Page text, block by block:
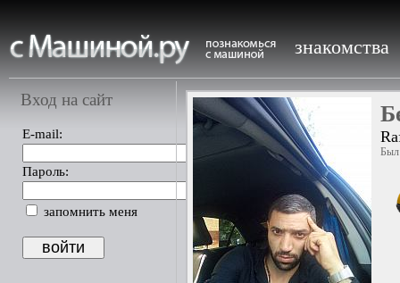
знакомства
Вход на сайт
E-mail:
Пароль:
запомнить меня
Был